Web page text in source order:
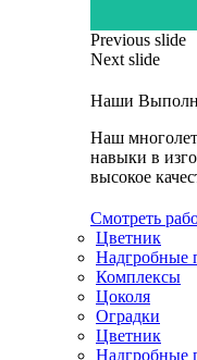
Previous slide
Next slide
Наши
Наш
навыки в
высокое
Смотреть
Цветник
Надгробные
Комплексы
Цоколя
Оградки
Цветник
Надгробные